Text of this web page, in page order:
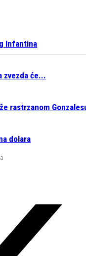
Infantina
zvezda će...
rastrzanom
dolara